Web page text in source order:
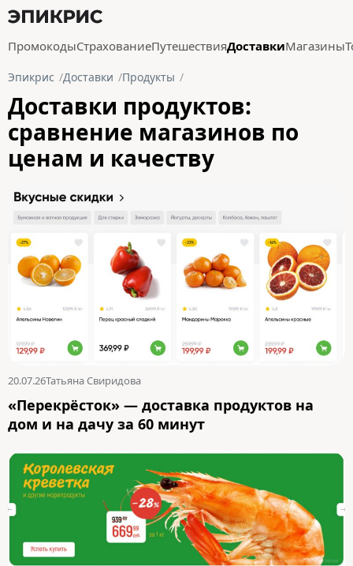
ПромокодыСтрахованиеПутешествияДоставкиМагазины
Эпикрис Доставки Продукты
Доставки продуктов:
сравнение магазинов по
ценам и качеству
20.07.26Татьяна Свиридова
«Перекрёсток» — доставка продуктов на
дом и на дачу за 60 минут